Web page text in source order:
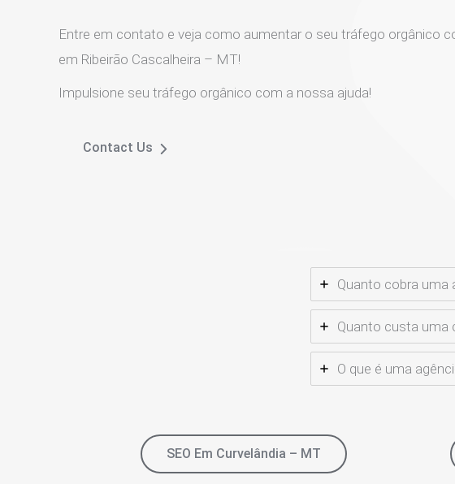
Entre em contato e veja como aumentar o seu tráfego orgânico
em Ribeirão Cascalheira – MT!
Impulsione seu tráfego orgânico com a nossa ajuda!
Contact Us
Quanto cobra uma
Quanto custa uma
O que é uma
SEO Em Curvelândia – MT